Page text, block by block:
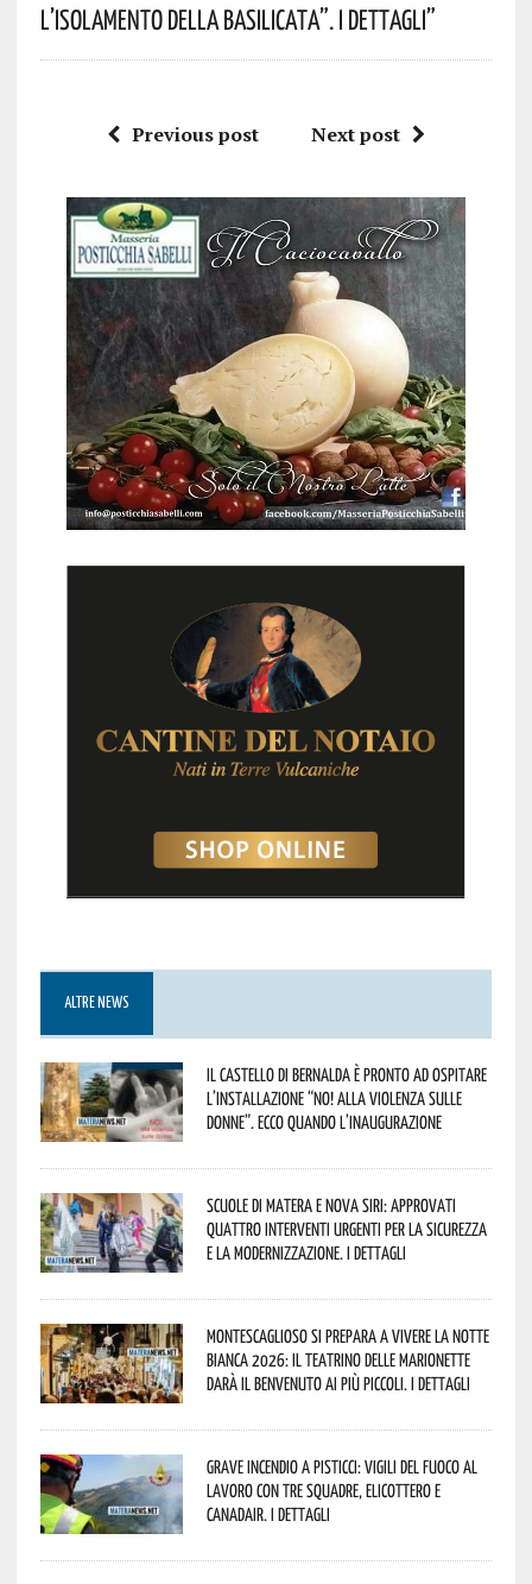
L’isolamento Della Basilicata”. I Dettagli”
Previous post Next post
ALTRE NEWS
Il Castello di Bernalda è pronto ad ospitare
l’installazione “NO! alla violenza sulle
donne”. Ecco quando l’inaugurazione
Scuole di Matera e Nova Siri: approvati
quattro interventi urgenti per la sicurezza
e la modernizzazione. I dettagli
Montescaglioso si prepara a vivere la Notte
Bianca 2026: il Teatrino delle Marionette
darà il benvenuto ai più piccoli. I dettagli
Grave incendio a Pisticci: Vigili del Fuoco al
lavoro con tre squadre, elicottero e
Canadair. I dettagli